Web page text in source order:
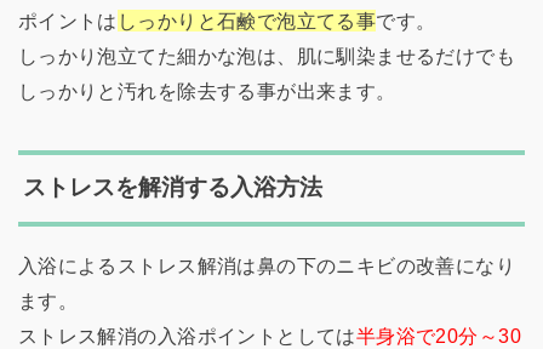
ポイントは しっかりと石鹸で泡立てる事です。
しっかり泡立てた細かな泡は、肌に馴染ませるだけでも
しっかりと汚れを除去する事が出来ます。
ストレスを解消する入浴方法
入浴によるストレス解消は鼻の下のニキビの改善になり
ます。
ストレス解消の入浴ポイントとしては半身浴で20分～30